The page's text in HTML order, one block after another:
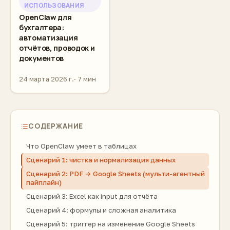
ИСПОЛЬЗОВАНИЯ
OpenClaw для
бухгалтера:
автоматизация
отчётов, проводок и
документов
24 марта 2026 г. 7 мин
СОДЕРЖАНИЕ
Что OpenClaw умеет в таблицах
Сценарий 1: чистка и нормализация данных
Сценарий 2: PDF → Google Sheets (мульти-агентный
пайплайн)
Сценарий 3: Excel как input для отчёта
Сценарий 4: формулы и сложная аналитика
Сценарий 5: триггер на изменение Google Sheets